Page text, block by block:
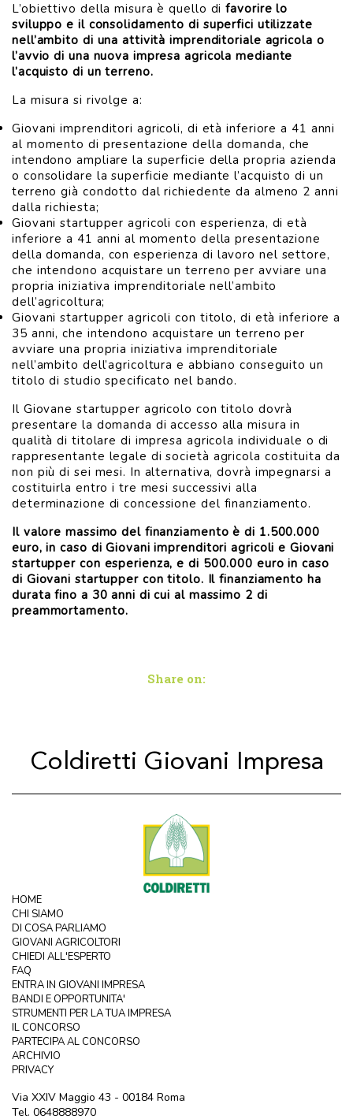
L’obiettivo della misura è quello difavorire lo
sviluppo e il consolidamento di superfici utilizzate
nell’ambito di una attività imprenditoriale agricola o
l’avvio di una nuova impresa agricola mediante
l’acquisto di un terreno.
La misura si rivolge a:
Giovani imprenditori agricoli, di età inferiore a 41 anni
al momento di presentazione della domanda, che
intendono ampliare la superficie della propria azienda
o consolidare la superficie mediante l’acquisto di un
terreno già condotto dal richiedente da almeno 2 anni
dalla richiesta;
Giovani startupper agricoli con esperienza, di età
inferiore a 41 anni al momento della presentazione
della domanda, con esperienza di lavoro nel settore,
che intendono acquistare un terreno per avviare una
propria iniziativa imprenditoriale nell’ambito
dell’agricoltura;
Giovani startupper agricoli con titolo, di età inferiore a
35 anni, che intendono acquistare un terreno per
avviare una propria iniziativa imprenditoriale
nell’ambito dell’agricoltura e abbiano conseguito un
titolo di studio specificato nel bando.
Il Giovane startupper agricolo con titolo dovrà
presentare la domanda di accesso alla misura in
qualità di titolare di impresa agricola individuale o di
rappresentante legale di società agricola costituita da
non più di sei mesi. In alternativa, dovrà impegnarsi a
costituirla entro i tre mesi successivi alla
determinazione di concessione del finanziamento.
Il valore massimo del finanziamento è di 1.500.000
euro, in caso di Giovani imprenditori agricoli e Giovani
startupper con esperienza, e di 500.000 euro in caso
di Giovani startupper con titolo. Il finanziamento ha
durata fino a 30 anni di cui al massimo 2 di
preammortamento.
Share on:
Coldiretti Giovani Impresa
HOME
CHI SIAMO
DI COSA PARLIAMO
GIOVANI AGRICOLTORI
CHIEDI ALL'ESPERTO
FAQ
ENTRA IN GIOVANI IMPRESA
BANDI E OPPORTUNITA'
STRUMENTI PER LA TUA IMPRESA
IL CONCORSO
PARTECIPA AL CONCORSO
ARCHIVIO
PRIVACY
Via XXIV Maggio 43 - 00184 Roma
Tel. 0648888970